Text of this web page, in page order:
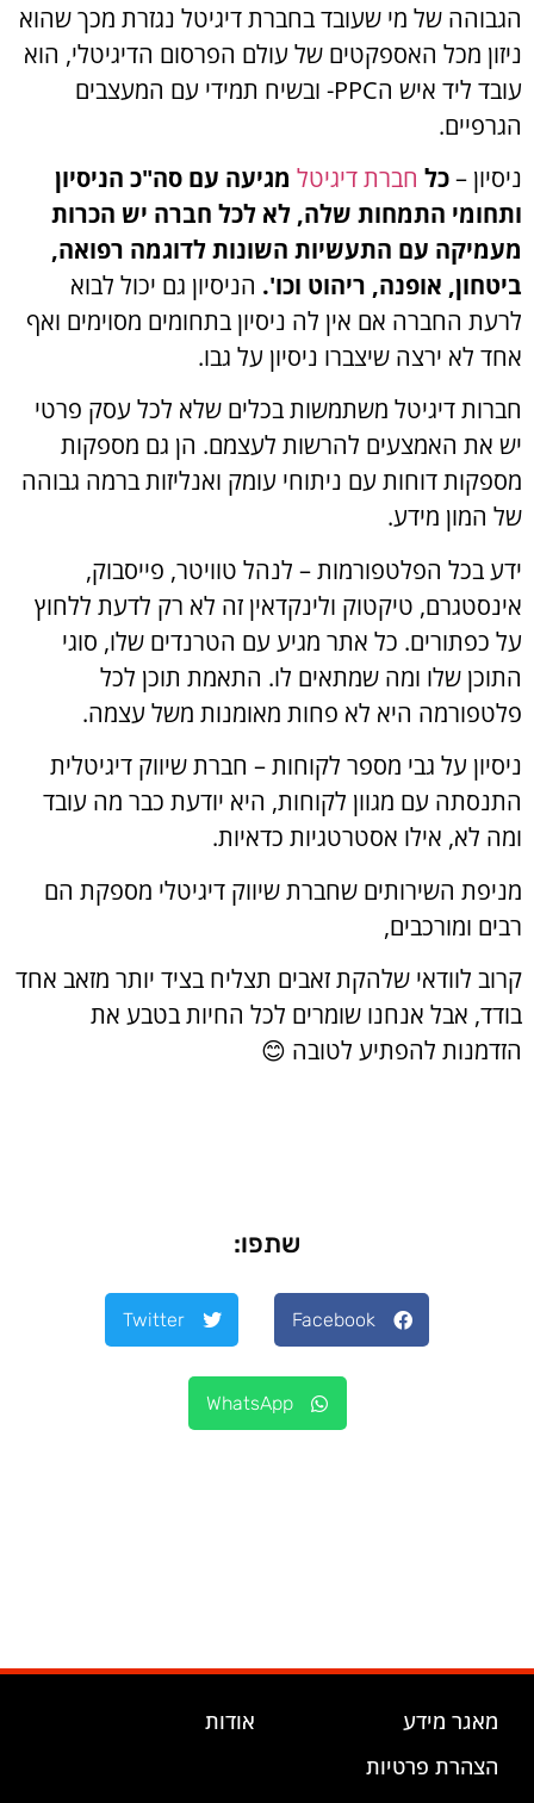
הגבוהה של מי שעובד בחברת דיגיטל נגזרת מכך שהוא
ניזון מכל האספקטים של עולם הפרסום הדיגיטלי, הוא
עובד ליד איש הPPC- ובשיח תמידי עם המעצבים
הגרפיים.
ניסיון –כל חברת דיגיטל מגיעה עם סה"כ הניסיון
ותחומי התמחות שלה, לא לכל חברה יש הכרות
מעמיקה עם התעשיות השונות לדוגמה רפואה,
ביטחון, אופנה, ריהוט וכו'. הניסיון גם יכול לבוא
לרעת החברה אם אין לה ניסיון בתחומים מסוימים ואף
אחד לא ירצה שיצברו ניסיון על גבו.
חברות דיגיטל משתמשות בכלים שלא לכל עסק פרטי
יש את האמצעים להרשות לעצמם. הן גם מספקות
מספקות דוחות עם ניתוחי עומק ואנליזות ברמה גבוהה
של המון מידע.
ידע בכל הפלטפורמות – לנהל טוויטר, פייסבוק,
אינסטגרם, טיקטוק ולינקדאין זה לא רק לדעת ללחוץ
על כפתורים. כל אתר מגיע עם הטרנדים שלו, סוגי
התוכן שלו ומה שמתאים לו. התאמת תוכן לכל
פלטפורמה היא לא פחות מאומנות משל עצמה.
ניסיון על גבי מספר לקוחות – חברת שיווק דיגיטלית
התנסתה עם מגוון לקוחות, היא יודעת כבר מה עובד
ומה לא, אילו אסטרטגיות כדאיות.
מניפת השירותים שחברת שיווק דיגיטלי מספקת הם
רבים ומורכבים,
קרוב לוודאי שלהקת זאבים תצליח בציד יותר מזאב אחד
בודד, אבל אנחנו שומרים לכל החיות בטבע את
הזדמנות להפתיע לטובה 😊
שתפו:
Facebook
Twitter
WhatsApp
מאגר מידע
הצהרת פרטיות
אודות